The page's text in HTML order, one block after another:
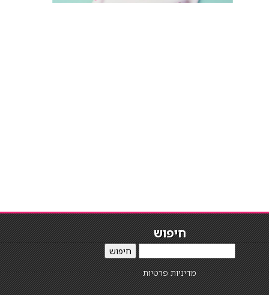
חיפוש
חיפוש
מדיניות פרטיות